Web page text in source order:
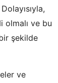
olmalı ve bu
şekilde
ve